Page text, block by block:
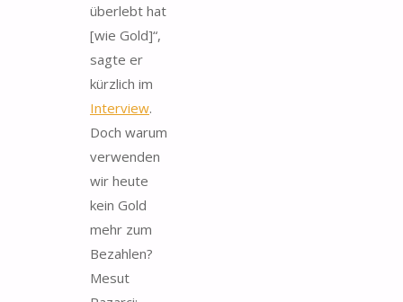
überlebt hat
[wie Gold]“,
sagte er
kürzlich im
Interview.
Doch warum
verwenden
wir heute
kein Gold
mehr zum
Bezahlen?
Mesut